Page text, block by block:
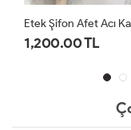
Etek Şifon Afet Acı
1,200.00 TL